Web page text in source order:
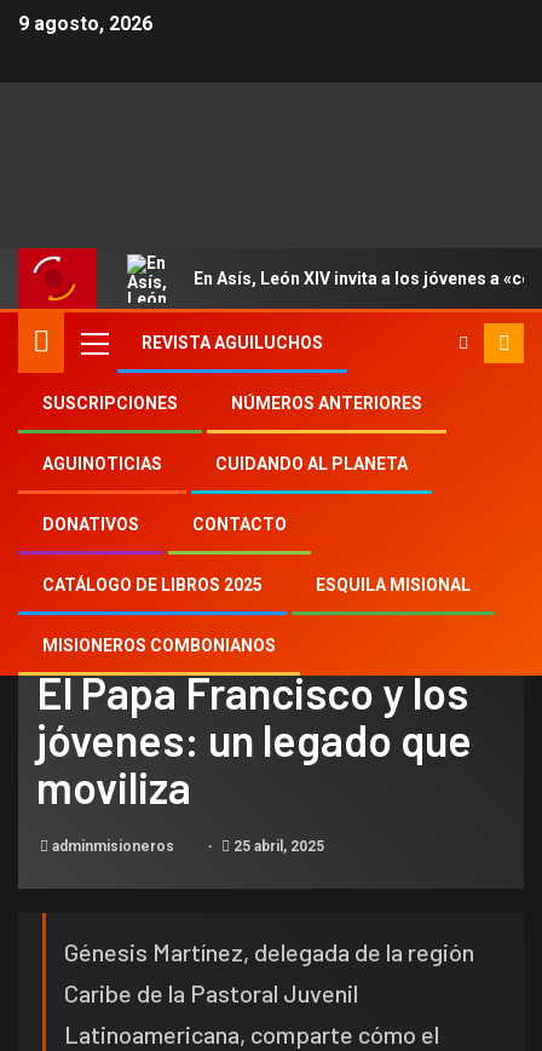
9 agosto, 2026
En Asís, León XIV invita a los jóvenes a
REVISTA AGUILUCHOS
SUSCRIPCIONES NÚMEROS ANTERIORES
AGUINOTICIAS CUIDANDO AL PLANETA
DONATIVOS CONTACTO
CATÁLOGO DE LIBROS 2025 ESQUILA MISIONAL
MISIONEROS COMBONIANOS
Inicio 2025
25
El Papa Francisco y los jóvenes: un legado que
moviliza
NOTICIAS
El Papa Francisco y los
jóvenes: un legado que
moviliza
adminmisioneros 25 abril, 2025
Génesis Martínez, delegada de la región
Caribe de la Pastoral Juvenil
Latinoamericana, comparte cómo el